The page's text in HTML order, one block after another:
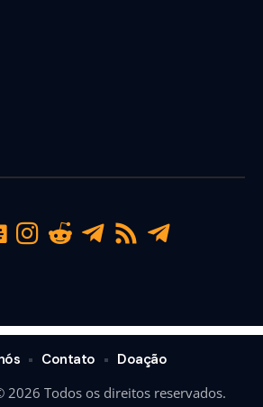
2026 Todos os direitos reservados.
Contato Doação